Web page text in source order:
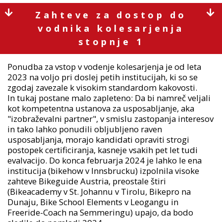
Zahteve za dostop do
vodnika kolesarjenja
stopnje 1
Ponudba za vstop v vodenje kolesarjenja je od leta
2023 na voljo pri doslej petih institucijah, ki so se
zgodaj zavezale k visokim standardom kakovosti.
In tukaj postane malo zapleteno: Da bi namreč veljali
kot kompetentna ustanova za usposabljanje, aka
"izobraževalni partner", v smislu zastopanja interesov
in tako lahko ponudili obljubljeno raven
usposabljanja, morajo kandidati opraviti strogi
postopek certificiranja, kasneje vsakih pet let tudi
evalvacijo. Do konca februarja 2024 je lahko le ena
institucija (bikehow v Innsbrucku) izpolnila visoke
zahteve Bikeguide Austria, preostale štiri
(Bikeacademy v St. Johannu v Tirolu, Bikepro na
Dunaju, Bike School Elements v Leogangu in
Freeride-Coach na Semmeringu) upajo, da bodo